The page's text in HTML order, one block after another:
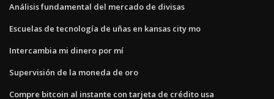
Análisis fundamental del mercado de divisas
Escuelas de tecnología de uñas en kansas city mo
Intercambia mi dinero por mí
Supervisión de la moneda de oro
Compre bitcoin al instante con tarjeta de crédito usa